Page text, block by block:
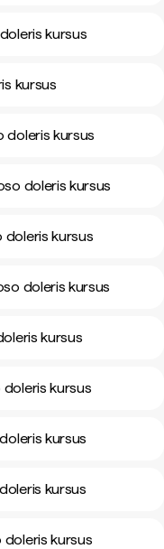
kursus
kursus
doleris kursus
doleris kursus
doleris kursus
doleris kursus
kursus
kursus
kursus
kursus
doleris kursus